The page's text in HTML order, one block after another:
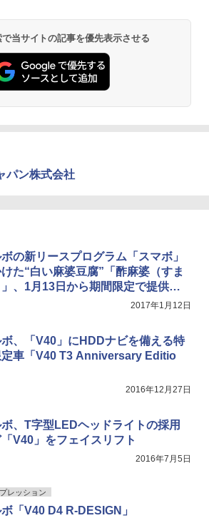
当サイトの記事を優先表示させる
パン株式会社
の新リースプログラム「スマボ」
た“白い麻婆豆腐”「酢麻婆（すま
、1月13日から期間限定で提供開
2017年1月12日
、「V40」にHDDナビを備える特
定車「V40 T3 Anniversary Editio
2016年12月27日
、T字型LEDヘッドライトの採用
V40」をフェイスリフト
2016年7月5日
レッション
「V40 D4 R-DESIGN」